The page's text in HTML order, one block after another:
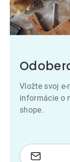
Vložte svoj
informácie o
shope.